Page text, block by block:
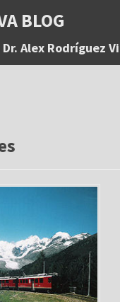
BLOG
Dr. Alex Rodríguez